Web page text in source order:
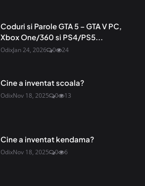
Coduri si Parole GTA 5 – GTA V PC,
Xbox One/360 si PS4/PS5...
OdixJan 24, 2026 0 24
Cine a inventat scoala?
OdixNov 18, 2025 0 13
Cine a inventat kendama?
OdixNov 18, 2025 0 6